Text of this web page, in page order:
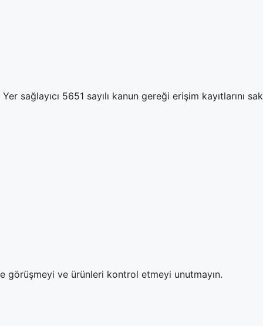
sağlayıcı 5651 sayılı kanun gereği erişim kayıtlarını
görüşmeyi ve ürünleri kontrol etmeyi unutmayın.